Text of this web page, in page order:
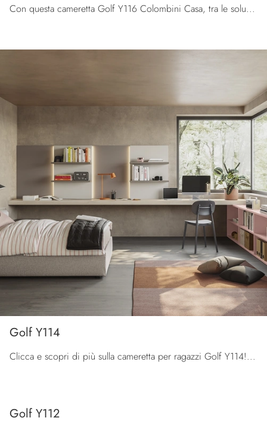
Con questa cameretta Golf Y116 Colombini Casa, tra le soluzioni su misura, potrai arredare stanze moderne per ragazzi.
Golf Y114
Clicca e scopri di più sulla cameretta per ragazzi Golf Y114! Le Camerette su misura Colombini Casa ti aspettano.
Golf Y112